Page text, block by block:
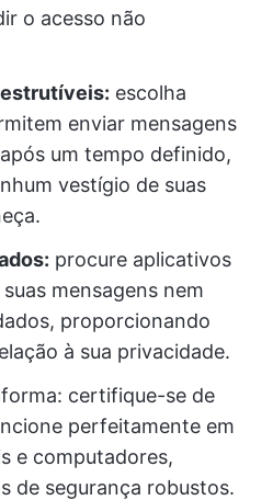
o acesso não
escolha
enviar mensagens
um tempo definido,
vestígio de suas
procure aplicativos
mensagens nem
proporcionando
à sua privacidade.
certifique-se de
perfeitamente em
e computadores,
de segurança robustos.